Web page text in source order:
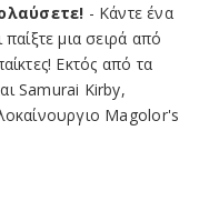
- Κάντε ένα
μια σειρά από
Εκτός από τα
Samurai Kirby,
Magolor's